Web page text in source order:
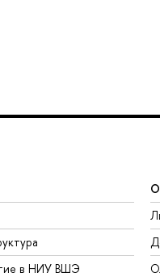
в НИУ ВШЭ